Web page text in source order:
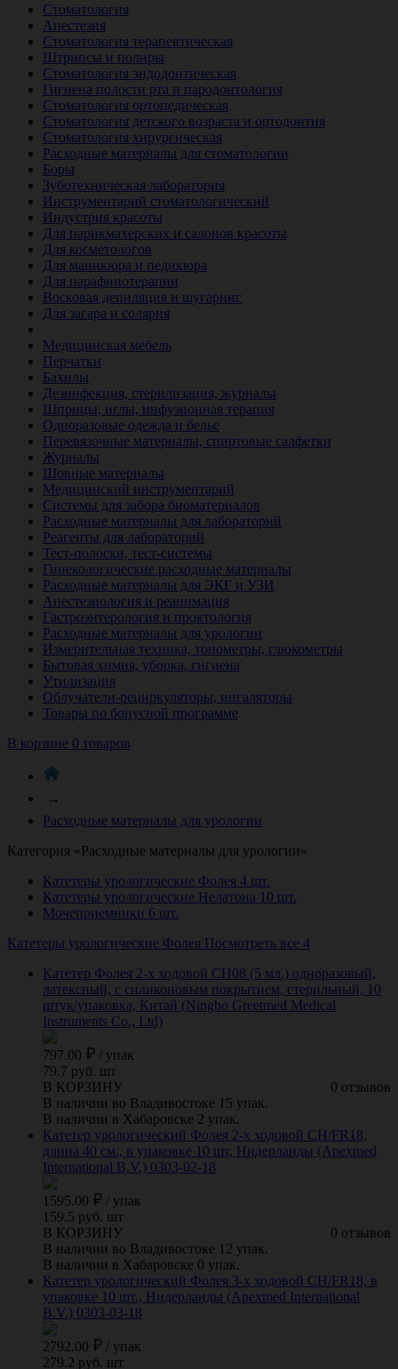
Стоматология
Анестезия
Стоматология терапевтическая
Штрипсы и полиры
Стоматология эндодонтическая
Гигиена полости рта и пародонтология
Стоматология ортопедическая
Стоматология детского возраста и ортодонтия
Стоматология хирургическая
Расходные материалы для стоматологии
Боры
Зуботехническая лаборатория
Инструментарий стоматологический
Индустрия красоты
Для парикмахерских и салонов красоты
Для косметологов
Для маникюра и педикюра
Для парафинотерапии
Восковая депиляция и шугаринг
Для загара и солярия
Медицинская мебель
Перчатки
Бахилы
Дезинфекция, стерилизация, журналы
Шприцы, иглы, инфузионная терапия
Одноразовые одежда и белье
Перевязочные материалы, спиртовые салфетки
Журналы
Шовные материалы
Медицинский инструментарий
Системы для забора биоматериалов
Расходные материалы для лабораторий
Реагенты для лабораторий
Тест-полоски, тест-системы
Гинекологические расходные материалы
Расходные материалы для ЭКГ и УЗИ
Анестезиология и реанимация
Гастроэнтерология и проктология
Расходные материалы для урологии
Измерительная техника, тонометры, глюкометры
Бытовая химия, уборка, гигиена
Утилизация
Облучатели-рециркуляторы, ингаляторы
Товары по бонусной программе
В корзине 0 товаров
→
Расходные материалы для урологии
Категория «Расходные материалы для урологии»
Катетеры урологические Фолея 4 шт.
Катетеры урологические Нелатона 10 шт.
Мочеприемники 6 шт.
Катетеры урологические Фолея Посмотреть все 4
Катетер Фолея 2-х ходовой CH08 (5 мл.) одноразовый,
латексный, с силиконовым покрытием, стерильный, 10
штук/упаковка, Китай (Ningbo Greetmed Medical
Instruments Co., Ltd)
797.00 / упак
79.7 руб. шт
0 отзывов
В КОРЗИНУ
В наличии во Владивостоке 15 упак.
В наличии в Хабаровске 2 упак.
Катетер урологический Фолея 2-х ходовой CH/FR18,
длина 40 см., в упаковке 10 шт, Нидерланды (Apexmed
International B.V.) 0303-02-18
1595.00 / упак
159.5 руб. шт
0 отзывов
В КОРЗИНУ
В наличии во Владивостоке 12 упак.
В наличии в Хабаровске 0 упак.
Катетер урологический Фолея 3-х ходовой CH/FR18, в
упаковке 10 шт., Нидерланды (Apexmed International
B.V.) 0303-03-18
2792.00 / упак
279.2 руб. шт